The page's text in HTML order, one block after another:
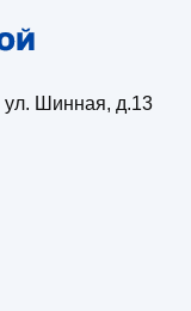
ул. Шинная, д.13